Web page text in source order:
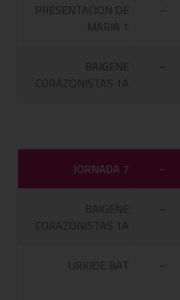
PRESENTACION DE
MARIA 1
–
BAIGENE
CORAZONISTAS 1A
–
JORNADA 7 -
BAIGENE
CORAZONISTAS 1A
–
URKIDE BAT –